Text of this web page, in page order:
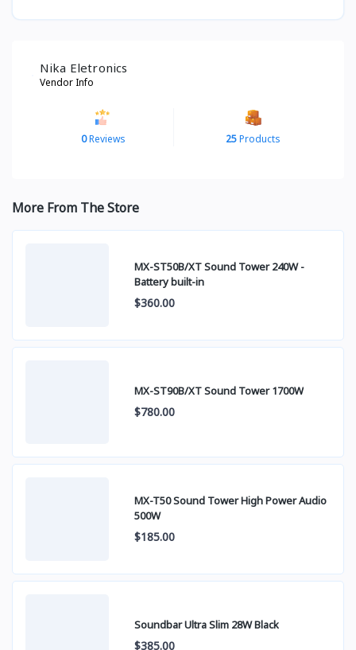
Nika Eletronics
Vendor Info
0Reviews 25Products
More From The Store
MX-ST50B/XT Sound Tower 240W -
Battery built-in
$360.00
MX-ST90B/XT Sound Tower 1700W
$780.00
MX-T50 Sound Tower High Power Audio
500W
$185.00
Soundbar Ultra Slim 28W Black
$385.00